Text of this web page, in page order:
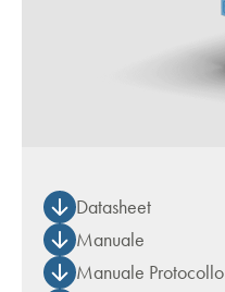
Datasheet
Manuale
Manuale Protocollo